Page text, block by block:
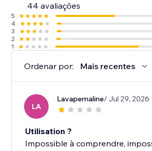
44 avaliações
5
4
3
2
1
Ordenar por: Mais recentes
LA
Lavapemaline/ Jul 29, 2026
Utilisation ?
Impossible à comprendre,